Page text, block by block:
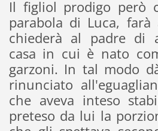
Il figliol prodigo però
parabola di Luca, farà
chiederà al padre di
casa in cui è nato
garzoni. In tal modo
rinunciato
che aveva inteso
preteso da lui la